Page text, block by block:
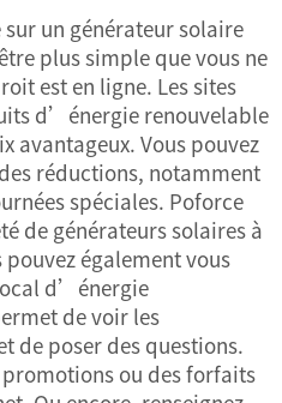
un générateur solaire
plus simple que vous ne
est en ligne. Les sites
d’énergie renouvelable
avantageux. Vous pouvez
réductions, notamment
spéciales. Poforce
de générateurs solaires à
également vous
d’énergie
de voir les
de poser des questions.
ou des forfaits